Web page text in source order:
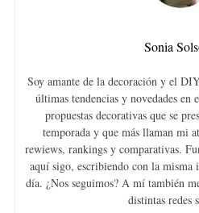
Sonia
Soy amante de la decoración y el
últimas tendencias y novedades en
propuestas decorativas que se
temporada y que más llaman mi
rewiews, rankings y comparativas.
aquí sigo, escribiendo con la
día. ¿Nos seguimos? A mí también
distintas redes